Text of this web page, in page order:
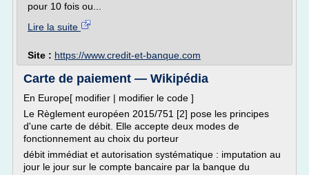
pour 10 fois ou...
Lire la suite
Site : https://www.credit-et-banque.com
Carte de paiement — Wikipédia
En Europe[ modifier | modifier le code ]
Le Règlement européen 2015/751 [2] pose les principes
d'une carte de débit. Elle accepte deux modes de
fonctionnement au choix du porteur
débit immédiat et autorisation systématique : imputation au
jour le jour sur le compte bancaire par la banque du